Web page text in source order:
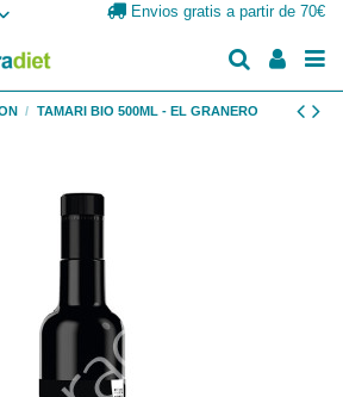
Envios gratis a partir de 70€
TAMARI BIO 500ML - EL GRANERO